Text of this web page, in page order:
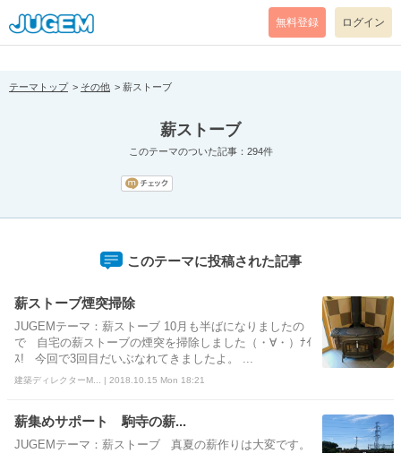
[pear_error: message="Success" code=0 mode=return level=notice
prefix="" info=""]
無料登録 ログイン
テーマトップ その他 薪ストーブ
薪ストーブ
このテーマのついた記事：294件
このテーマに投稿された記事
薪ストーブ煙突掃除
JUGEMテーマ：薪ストーブ 10月も半ばになりましたの
で 自宅の薪ストーブの煙突を掃除しました（・∀・）ﾅｲ
ｽ! 今回で3回目だいぶなれてきましたよ。 ...
建築ディレクターM... | 2018.10.15 Mon 18:21
薪集めサポート 駒寺の薪...
JUGEMテーマ：薪ストーブ 真夏の薪作りは大変です。